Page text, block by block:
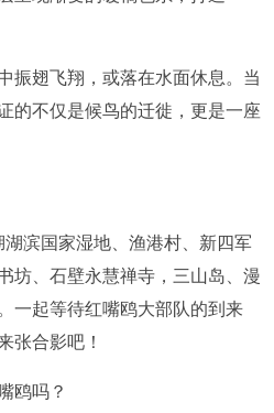
翅飞翔，或落在水面休息。当
的不仅是候鸟的迁徙，更是一座
滨国家湿地、渔港村、新四军
坊、石壁永慧禅寺，三山岛、漫
一起等待红嘴鸥大部队的到来
张合影吧！
鸥吗？